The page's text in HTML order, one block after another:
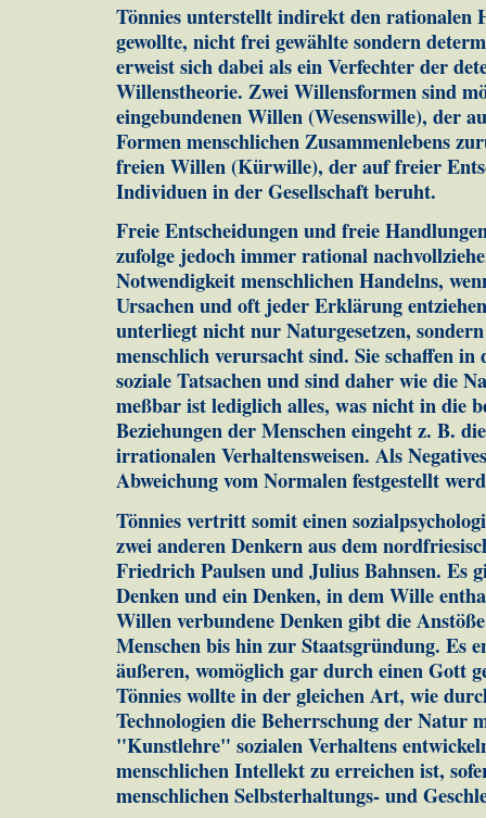
Tönnies unterstellt indirekt den rationalen
gewollte, nicht frei gewählte sondern
erweist sich dabei als ein Verfechter der
Willenstheorie. Zwei Willensformen sind
eingebundenen Willen (Wesenswille), der
Formen menschlichen Zusammenlebens
freien Willen (Kürwille), der auf freier
Individuen in der Gesellschaft beruht.
Freie Entscheidungen und freie
zufolge jedoch immer rational
Notwendigkeit menschlichen Handelns,
Ursachen und oft jeder Erklärung
unterliegt nicht nur Naturgesetzen,
menschlich verursacht sind. Sie schaffen in
soziale Tatsachen und sind daher wie die
meßbar ist lediglich alles, was nicht in die
Beziehungen der Menschen eingeht z. B.
irrationalen Verhaltensweisen. Als
Abweichung vom Normalen festgestellt
Tönnies vertritt somit einen
zwei anderen Denkern aus dem
Friedrich Paulsen und Julius Bahnsen. Es
Denken und ein Denken, in dem Wille
Willen verbundene Denken gibt die
Menschen bis hin zur Staatsgründung. Es
äußeren, womöglich gar durch einen Gott
Tönnies wollte in der gleichen Art, wie
Technologien die Beherrschung der Natur
"Kunstlehre" sozialen Verhaltens
menschlichen Intellekt zu erreichen ist,
menschlichen Selbsterhaltungs- und